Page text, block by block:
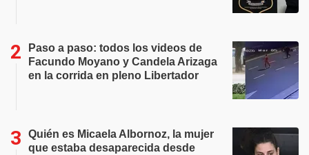
Paso a paso: todos los videos de
Facundo Moyano y Candela Arizaga
en la corrida en pleno Libertador
Quién es Micaela Albornoz, la mujer
que estaba desaparecida desde